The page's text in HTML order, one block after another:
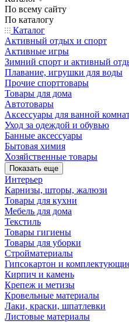
По всему сайту
По каталогу
Каталог
Активный отдых и спорт
Активные игры
Зимний спорт и активный
Плавание, игрушки для воды
Прочие спорттовары
Товары для дома
Автотовары
Аксессуары для ванной
Уход за одеждой и обувью
Банные аксессуары
Бытовая химия
Хозяйственные товары
Показать еще
Интерьер
Карнизы, шторы, жалюзи
Товары для кухни
Мебель для дома
Текстиль
Товары гигиены
Товары для уборки
Стройматериалы
Гипсокартон и
Кирпич и камень
Крепеж и метизы
Кровельные материалы
Лаки, краски, шпатлевки
Листовые материалы